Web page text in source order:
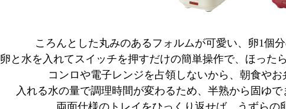
ころんとした丸みのあるフォルムが可愛い、卵1個
卵と水を入れてスイッチを押すだけの簡単操作で、ほった
コンロや電子レンジを占領しないから、朝食やお
入れる水の量で調理時間が変わるため、半熟から固ゆ
両面仕様のトレイをひっくり返せば、うずらの